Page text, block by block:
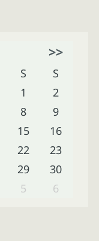
>>
S
S
1
2
8
9
15
16
22
23
29
30
5 6